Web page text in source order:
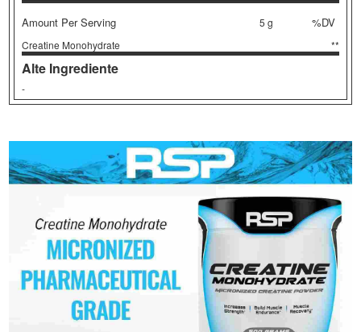
Amount Per Serving %DV
Creatine Monohydrate
5 g
**
Alte Ingrediente
-